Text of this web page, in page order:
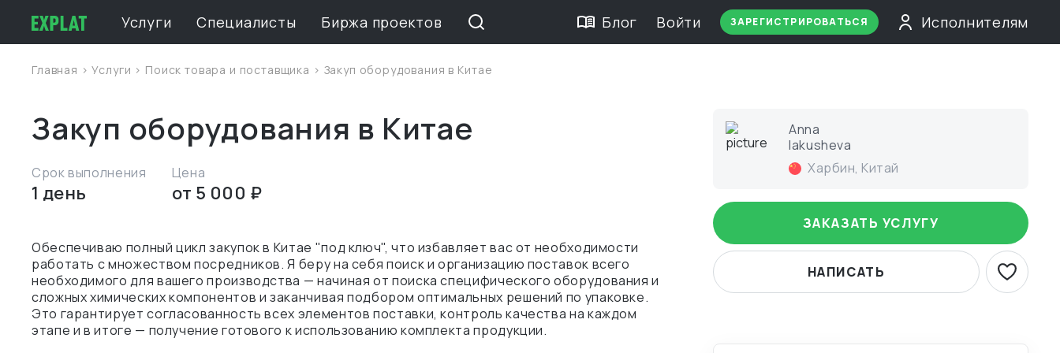
Услуги Специалисты Биржа проектов Блог Войти ЗАРЕГИСТРИРОВАТЬСЯ Исполнителям
Главная >Услуги > Поиск товара и поставщика > Закуп оборудования в Китае
Закуп оборудования в Китае
Срок выполнения
1 день
Цена
от 5 000 ₽
Обеспечиваю полный цикл закупок в Китае "под ключ", что избавляет вас от необходимости
работать с множеством посредников. Я беру на себя поиск и организацию поставок всего
необходимого для вашего производства — начиная от поиска специфического оборудования и
сложных химических компонентов и заканчивая подбором оптимальных решений по упаковке.
Это гарантирует согласованность всех элементов поставки, контроль качества на каждом
Anna
Iakusheva
Харбин, Китай
ЗАКАЗАТЬ УСЛУГУ
НАПИСАТЬ